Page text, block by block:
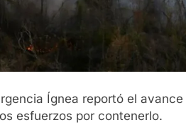
Ígnea reportó el
esfuerzos por contenerlo.